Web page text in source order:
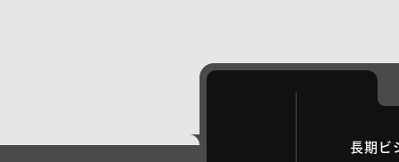
長期ビ